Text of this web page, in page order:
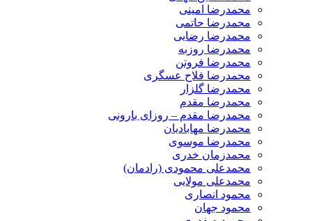
محمدرضا امینی
محمدرضا حاتمی
محمدرضا رضایی
محمدرضا روزبه
محمدرضا فروتن
محمدرضا فلاح عسگری
محمدرضا گلزار
محمدرضا مقدم
محمدرضا مقدم – روزای بارونی
محمدرضا مهابادیان
محمدرضا موسوی
محمدزمان خدری
محمدعلی محمودی (رادمان)
محمدعلی مولایی
محمود انصاری
محمود جهان